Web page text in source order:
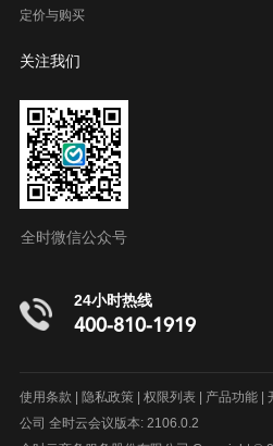
定价与购买
关注我们
全时微信公众号
24小时热线
400-810-1919
使用条款 | 隐私政策| 权限列表| 产品功能|
公司 全时云会议版本: 2106.0.2